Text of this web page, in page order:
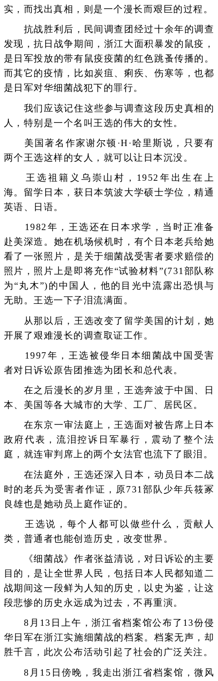
实，而找出真相，则是一个漫长而艰巨的过程。
抗战胜利后，民间调查团经过十余年的调查
发现，抗日战争期间，浙江大面积暴发的鼠疫，
是日军投放的带有鼠疫疫菌的红色跳蚤传播的。
而其它的疫情，比如炭疽、痢疾、伤寒等，也都
是日军对华细菌战犯下的罪行。
我们应该记住这些参与调查这段历史真相的
人，特别是一个名叫王选的伟大的女性。
美国著名作家谢尔顿·H·哈里斯说，只要有
两个王选这样的女人，就可以让日本沉没。
王选祖籍义乌崇山村，1952年出生在上
海。留学日本，获日本筑波大学硕士学位，精通
英语、日语。
1982年，王选还在日本求学，当时正准备
赴美深造。她在机场候机时，有个日本老兵给她
看了一张照片，是关于细菌战受害者要求赔偿的
照片，照片上是即将充作“试验材料”(731部队称
为“丸木”)的中国人，他的目光中流露出恐惧与
无助。王选一下子泪流满面。
从那以后，王选改变了留学美国的计划，她
开展了艰难漫长的调查取证工作。
1997年，王选被侵华日本细菌战中国受害
者对日诉讼原告团推选为团长和总代表。
在之后漫长的岁月里，王选奔波于中国、日
本、美国等各大城市的大学、工厂、居民区。
在东京一审法庭上，王选面对被告席上日本
政府代表，流泪控诉日军暴行，震动了整个法
庭，就连审判席上的两个女法官也流下了眼泪。
在法庭外，王选还深入日本，动员日本二战
时的老兵为受害者作证，原731部队少年兵筱冢
良雄也是她动员上庭作证的。
王选说，每个人都可以做些什么，贡献人
类，普通者也能创造历史，改变世界。
《细菌战》作者张益清说，对日诉讼的主要
目的，是让全世界人民，包括日本人民都知道二
战期间这一段鲜为人知的历史，以史为鉴，让这
段悲惨的历史永远成为过去，不再重演。
8月13日上午，浙江省档案馆公布了13份侵
华日军在浙江实施细菌战的档案。档案无声，却
胜千言，此次公布活动引起了社会的广泛关注。
8月15日傍晚，我走出浙江省档案馆，微风